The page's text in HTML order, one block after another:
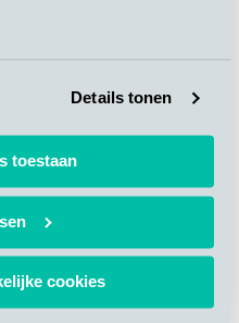
Details tonen
toestaan
cookies
成。目前正在安装设备并启动
季度开始。.
们的网站：